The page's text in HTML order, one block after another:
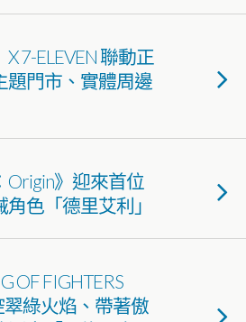
X 7-ELEVEN 聯動正
題門市、實體周邊
Origin》迎來首位
色「德里艾利」
OF FIGHTERS
翠綠火焰、帶著傲